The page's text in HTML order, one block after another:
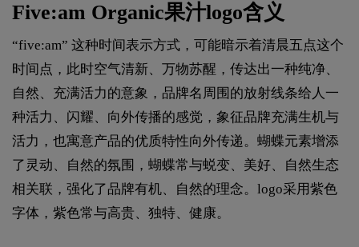
Five:am Organic果汁logo含义
“five:am” 这种时间表示方式，可能暗示着清晨五点这个
时间点，此时空气清新、万物苏醒，传达出一种纯净、
自然、充满活力的意象，品牌名周围的放射线条给人一
种活力、闪耀、向外传播的感觉，象征品牌充满生机与
活力，也寓意产品的优质特性向外传递。蝴蝶元素增添
了灵动、自然的氛围，蝴蝶常与蜕变、美好、自然生态
相关联，强化了品牌有机、自然的理念。logo采用紫色
字体，紫色常与高贵、独特、健康。